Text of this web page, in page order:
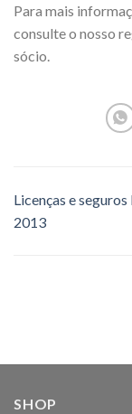
Para mais
consulte o nosso
sócio.
Licenças e
2013
SHOP